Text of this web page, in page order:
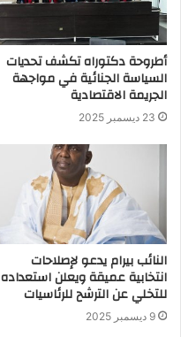
أطروحة دكتوراه تكشف تحديات
السياسة الجنائية في مواجهة
الجريمة الاقتصادية
23 ديسمبر 2025
النائب بيرام يدعو لإصلاحات
انتخابية عميقة ويعلن استعداده
للتخلي عن الترشح للرئاسيات
9 ديسمبر 2025